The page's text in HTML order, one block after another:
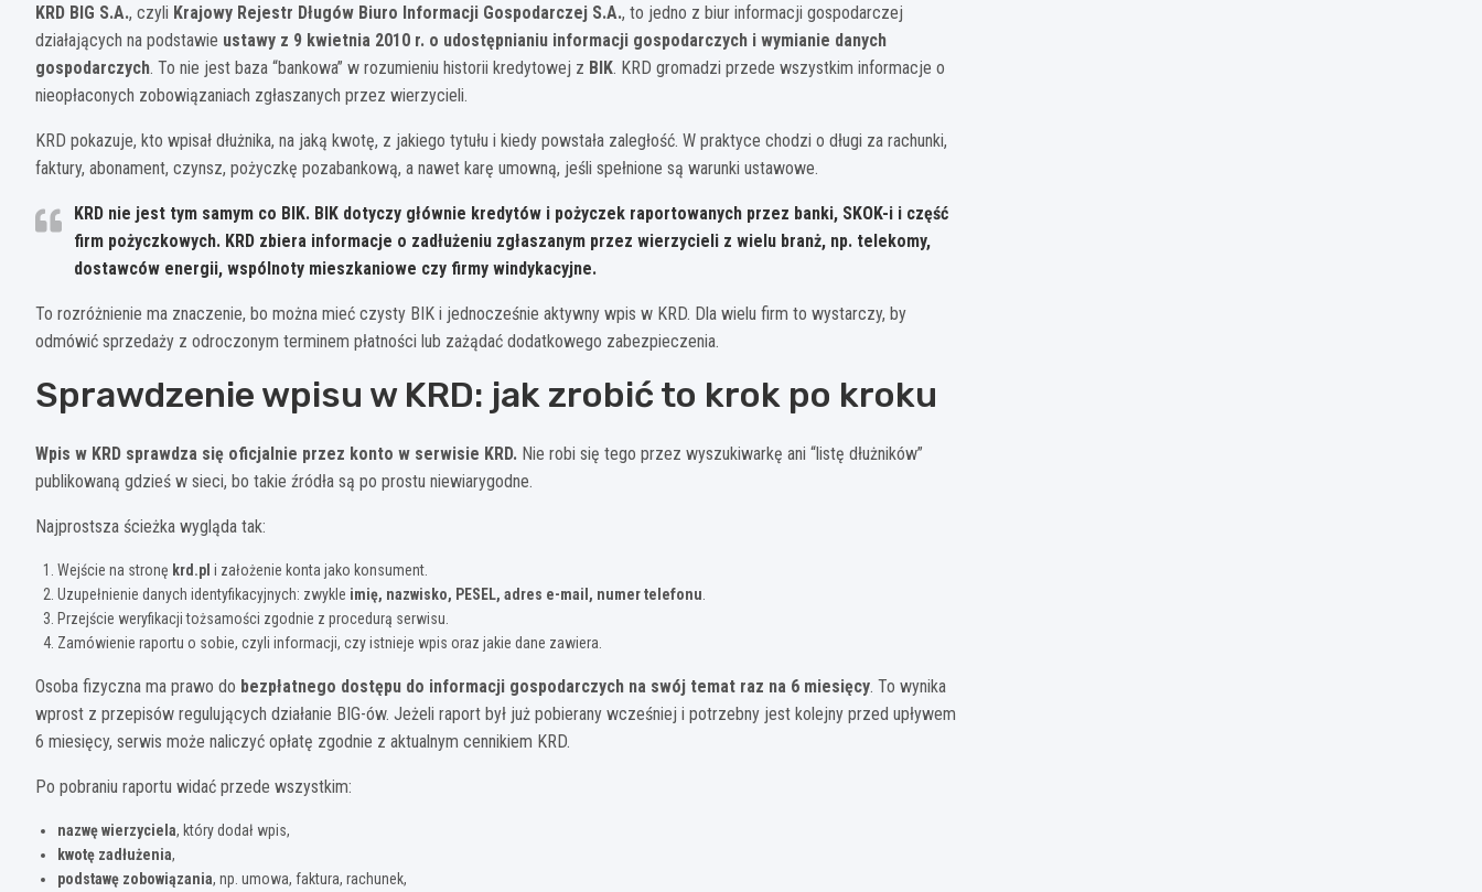
KRD BIG S.A., czyli Krajowy Rejestr Długów Biuro Informacji Gospodarczej S.A., to jedno z biur informacji gospodarczej
działających na podstawie ustawy z 9 kwietnia 2010 r. o udostępnianiu informacji gospodarczych i wymianie danych
gospodarczych. To nie jest baza “bankowa” w rozumieniu historii kredytowej z BIK. KRD gromadzi przede wszystkim informacje o
nieopłaconych zobowiązaniach zgłaszanych przez wierzycieli.
KRD pokazuje, kto wpisał dłużnika, na jaką kwotę, z jakiego tytułu i kiedy powstała zaległość. W praktyce chodzi o długi za rachunki,
faktury, abonament, czynsz, pożyczkę pozabankową, a nawet karę umowną, jeśli spełnione są warunki ustawowe.
KRD nie jest tym samym co BIK. BIK dotyczy głównie kredytów i pożyczek raportowanych przez banki, SKOK-i i część
firm pożyczkowych. KRD zbiera informacje o zadłużeniu zgłaszanym przez wierzycieli z wielu branż, np. telekomy,
dostawców energii, wspólnoty mieszkaniowe czy firmy windykacyjne.
To rozróżnienie ma znaczenie, bo można mieć czysty BIK i jednocześnie aktywny wpis w KRD. Dla wielu firm to wystarczy, by
odmówić sprzedaży z odroczonym terminem płatności lub zażądać dodatkowego zabezpieczenia.
Sprawdzenie wpisu w KRD: jak zrobić to krok po kroku
Wpis w KRD sprawdza się oficjalnie przez konto w serwisie KRD. Nie robi się tego przez wyszukiwarkę ani “listę dłużników”
publikowaną gdzieś w sieci, bo takie źródła są po prostu niewiarygodne.
Najprostsza ścieżka wygląda tak:
Wejście na stronę krd.pl i założenie konta jako konsument.
Uzupełnienie danych identyfikacyjnych: zwykle imię, nazwisko, PESEL, adres e-mail, numer telefonu
Przejście weryfikacji tożsamości zgodnie z procedurą serwisu.
Zamówienie raportu o sobie, czyli informacji, czy istnieje wpis oraz jakie dane zawiera.
Osoba fizyczna ma prawo do bezpłatnego dostępu do informacji gospodarczych na swój temat raz na 6 miesięcy. To wynika
wprost z przepisów regulujących działanie BIG-ów. Jeżeli raport był już pobierany wcześniej i potrzebny jest kolejny przed upływem
6 miesięcy, serwis może naliczyć opłatę zgodnie z aktualnym cennikiem KRD.
Po pobraniu raportu widać przede wszystkim:
nazwę wierzyciela, który dodał wpis,
kwotę zadłużenia,
podstawę zobowiązania, np. umowa, faktura, rachunek,